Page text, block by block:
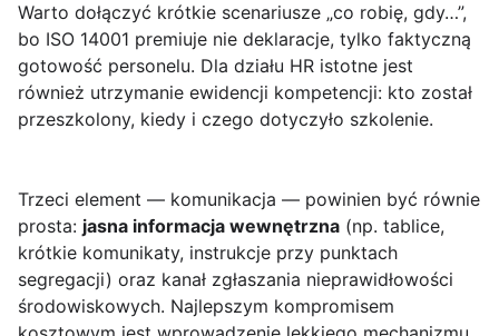
Warto dołączyć krótkie scenariusze „co robię, gdy…”,
bo ISO 14001 premiuje nie deklaracje, tylko faktyczną
gotowość personelu. Dla działu HR istotne jest
również utrzymanie ewidencji kompetencji: kto został
przeszkolony, kiedy i czego dotyczyło szkolenie.
Trzeci element — komunikacja — powinien być równie
prosta: jasna informacja wewnętrzna (np. tablice,
krótkie komunikaty, instrukcje przy punktach
segregacji) oraz kanał zgłaszania nieprawidłowości
środowiskowych. Najlepszym kompromisem